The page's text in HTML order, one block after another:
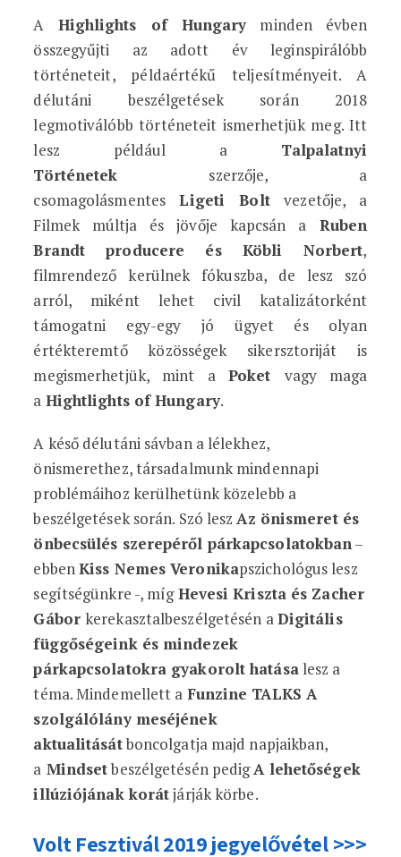
A Highlights of Hungaryminden évben
összegyűjti az adott év leginspirálóbb
történeteit, példaértékű teljesítményeit. A
délutáni beszélgetések során 2018
legmotiválóbb történeteit ismerhetjük meg. Itt
lesz például a Talpalatnyi
Történetek szerzője, a
csomagolásmentesLigeti Boltvezetője, a
Filmek múltja és jövője kapcsán a Ruben
Brandt producere és Köbli Norbert,
filmrendező kerülnek fókuszba, de lesz szó
arról, miként lehet civil katalizátorként
támogatni egy-egy jó ügyet és olyan
értékteremtő közösségek sikersztoriját is
megismerhetjük, mint a Poket vagy maga
a Hightlights of Hungary.
A késő délutáni sávban a lélekhez,
önismerethez, társadalmunk mindennapi
problémáihoz kerülhetünk közelebb a
beszélgetések során. Szó leszAz önismeret és
önbecsülés szerepéről párkapcsolatokban–
ebbenKiss Nemes Veronikapszichológus lesz
segítségünkre -, mígHevesi Kriszta és Zacher
Gáborkerekasztalbeszélgetésén aDigitális
függőségeink és mindezek
párkapcsolatokra gyakorolt hatásalesz a
téma. Mindemellett a Funzine TALKS A
szolgálólány meséjének
aktualitásátboncolgatja majd napjaikban,
a Mindsetbeszélgetésén pedigA lehetőségek
illúziójának korátjárják körbe.
Volt Fesztivál 2019 jegyelővétel >>>